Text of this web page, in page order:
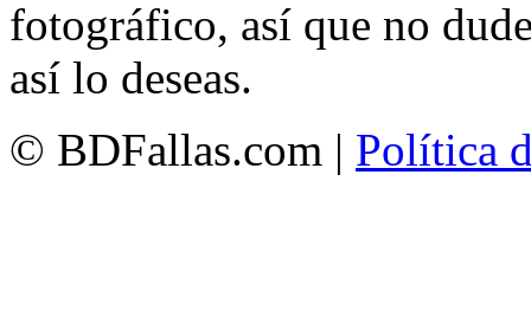
fotográfico, así que no
así lo deseas.
© BDFallas.com | Política